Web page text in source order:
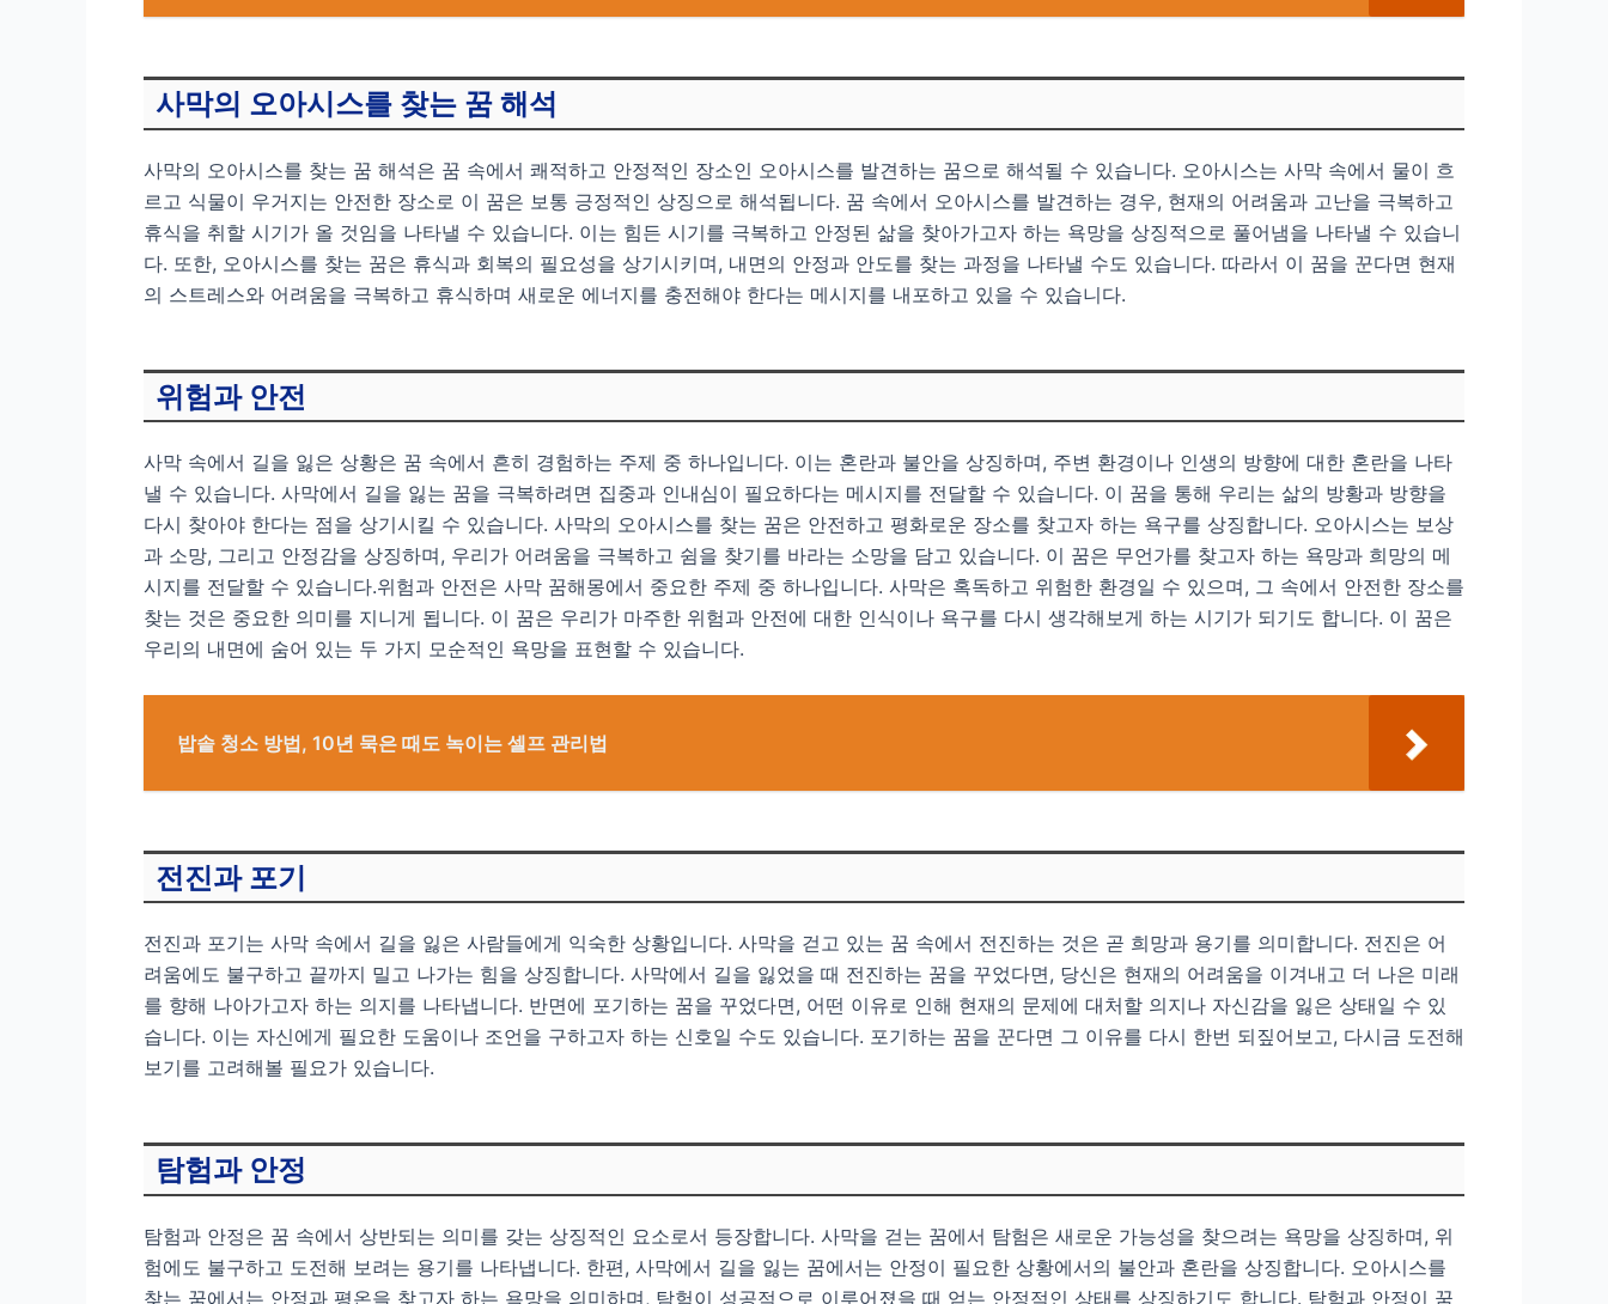
사막의 오아시스를 찾는 꿈 해석
사막의 오아시스를 찾는 꿈 해석은 꿈 속에서 쾌적하고 안정적인 장소인 오아시스를 발견하는 꿈으로 해석될 수 있습니다. 오아시스는 사막 속에서 물이 흐
르고 식물이 우거지는 안전한 장소로 이 꿈은 보통 긍정적인 상징으로 해석됩니다. 꿈 속에서 오아시스를 발견하는 경우, 현재의 어려움과 고난을 극복하고
휴식을 취할 시기가 올 것임을 나타낼 수 있습니다. 이는 힘든 시기를 극복하고 안정된 삶을 찾아가고자 하는 욕망을 상징적으로 풀어냄을 나타낼 수 있습니
다. 또한, 오아시스를 찾는 꿈은 휴식과 회복의 필요성을 상기시키며, 내면의 안정과 안도를 찾는 과정을 나타낼 수도 있습니다. 따라서 이 꿈을 꾼다면 현재
의 스트레스와 어려움을 극복하고 휴식하며 새로운 에너지를 충전해야 한다는 메시지를 내포하고 있을 수 있습니다.
위험과 안전
사막 속에서 길을 잃은 상황은 꿈 속에서 흔히 경험하는 주제 중 하나입니다. 이는 혼란과 불안을 상징하며, 주변 환경이나 인생의 방향에 대한 혼란을 나타
낼 수 있습니다. 사막에서 길을 잃는 꿈을 극복하려면 집중과 인내심이 필요하다는 메시지를 전달할 수 있습니다. 이 꿈을 통해 우리는 삶의 방황과 방향을
다시 찾아야 한다는 점을 상기시킬 수 있습니다. 사막의 오아시스를 찾는 꿈은 안전하고 평화로운 장소를 찾고자 하는 욕구를 상징합니다. 오아시스는 보상
과 소망, 그리고 안정감을 상징하며, 우리가 어려움을 극복하고 쉼을 찾기를 바라는 소망을 담고 있습니다. 이 꿈은 무언가를 찾고자 하는 욕망과 희망의 메
시지를 전달할 수 있습니다.위험과 안전은 사막 꿈해몽에서 중요한 주제 중 하나입니다. 사막은 혹독하고 위험한 환경일 수 있으며, 그 속에서 안전한 장소를
찾는 것은 중요한 의미를 지니게 됩니다. 이 꿈은 우리가 마주한 위험과 안전에 대한 인식이나 욕구를 다시 생각해보게 하는 시기가 되기도 합니다. 이 꿈은
우리의 내면에 숨어 있는 두 가지 모순적인 욕망을 표현할 수 있습니다.
밥솥 청소 방법, 10년 묵은 때도 녹이는 셀프 관리법
전진과 포기
전진과 포기는 사막 속에서 길을 잃은 사람들에게 익숙한 상황입니다. 사막을 걷고 있는 꿈 속에서 전진하는 것은 곧 희망과 용기를 의미합니다. 전진은 어
려움에도 불구하고 끝까지 밀고 나가는 힘을 상징합니다. 사막에서 길을 잃었을 때 전진하는 꿈을 꾸었다면, 당신은 현재의 어려움을 이겨내고 더 나은 미래
를 향해 나아가고자 하는 의지를 나타냅니다. 반면에 포기하는 꿈을 꾸었다면, 어떤 이유로 인해 현재의 문제에 대처할 의지나 자신감을 잃은 상태일 수 있
습니다. 이는 자신에게 필요한 도움이나 조언을 구하고자 하는 신호일 수도 있습니다. 포기하는 꿈을 꾼다면 그 이유를 다시 한번 되짚어보고, 다시금 도전해
보기를 고려해볼 필요가 있습니다.
탐험과 안정
탐험과 안정은 꿈 속에서 상반되는 의미를 갖는 상징적인 요소로서 등장합니다. 사막을 걷는 꿈에서 탐험은 새로운 가능성을 찾으려는 욕망을 상징하며, 위
험에도 불구하고 도전해 보려는 용기를 나타냅니다. 한편, 사막에서 길을 잃는 꿈에서는 안정이 필요한 상황에서의 불안과 혼란을 상징합니다. 오아시스를
찾는 꿈에서는 안정과 평온을 찾고자 하는 욕망을 의미하며, 탐험이 성공적으로 이루어졌을 때 얻는 안정적인 상태를 상징하기도 합니다. 탐험과 안정이 꿈